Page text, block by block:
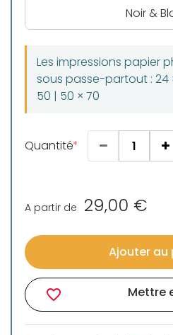
Noir &
Les impressions papier
sous passe-partout : 24
50 | 50 × 70
Quantité
A partir de 29,00 €
Ajouter au
favorite_border Mettre